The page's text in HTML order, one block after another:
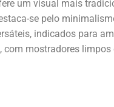
um visual mais
se pelo
indicados para
com mostradores limpos